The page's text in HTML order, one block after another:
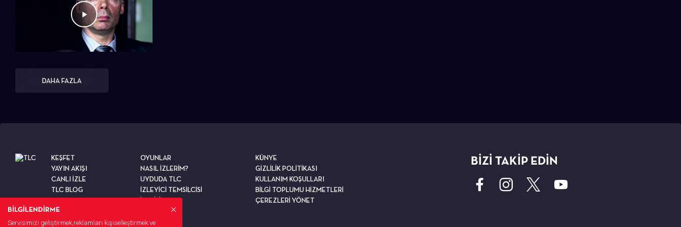
DAHA FAZLA
KEŞFET
YAYIN AKIŞI
CANLI İZLE
TLC BLOG
TESTLER
OYUNLAR
NASIL İZLERİM?
UYDUDA TLC
İZLEYİCİ TEMSİLCİSİ
İLETİŞİM
KÜNYE
GİZLİLİK POLİTİKASI
KULLANIM KOŞULLARI
BİLGİ TOPLUMU HİZMETLERİ
ÇEREZLERİ YÖNET
BİZİ TAKİP EDİN
BİLGİLENDİRME
Servisimizi geliştirmek,reklamları kişiselleştirmek ve